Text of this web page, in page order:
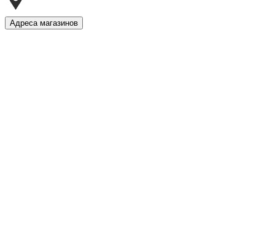
Адреса магазинов